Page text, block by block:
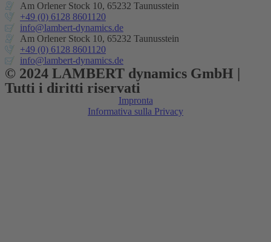
Am Orlener Stock 10, 65232 Taunusstein
+49 (0) 6128 8601120
info@lambert-dynamics.de
Am Orlener Stock 10, 65232 Taunusstein
+49 (0) 6128 8601120
info@lambert-dynamics.de
© 2024 LAMBERT dynamics GmbH |
Tutti i diritti riservati
Impronta
Informativa sulla Privacy